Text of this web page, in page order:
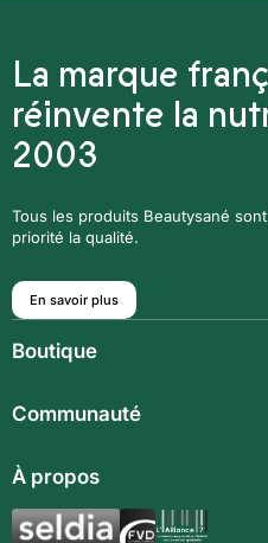
La marque
réinvente la
2003
Tous les produits Beautysané
priorité la qualité.
En savoir plus
Boutique
Compléments alimentaires
Boissons techniques
Communauté
Communauté
À propos
Qui sommes-nous ?